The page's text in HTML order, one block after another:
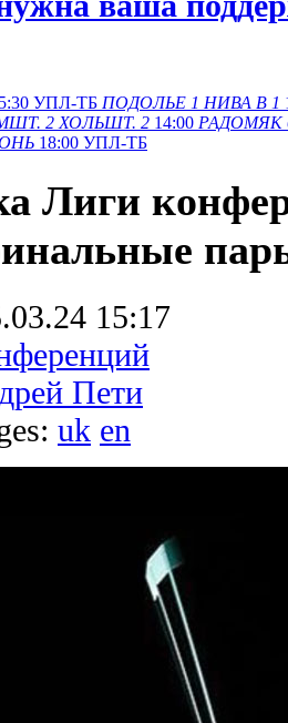
УПЛ-ТБ ПОДОЛЬЕ 1 НИВА В 1
2 ХОЛЬШТ. 2 14:00 РАДОМЯК
18:00 УПЛ-ТБ
Лиги
15:17
Пети
uk en